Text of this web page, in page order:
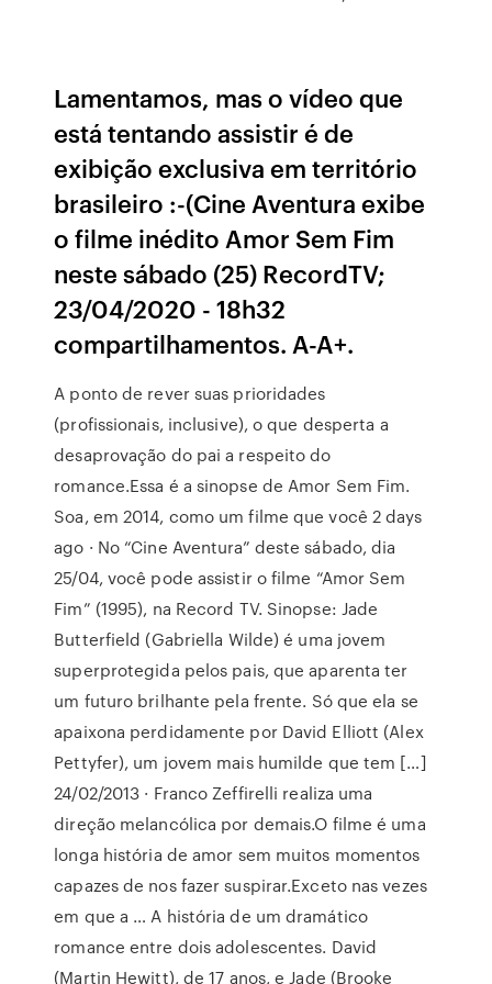
Lamentamos, mas o vídeo que
está tentando assistir é de
exibição exclusiva em território
brasileiro :-(Cine Aventura exibe
o filme inédito Amor Sem Fim
neste sábado (25) RecordTV;
23/04/2020 - 18h32
compartilhamentos. A-A+.
A ponto de rever suas prioridades
(profissionais, inclusive), o que desperta a
desaprovação do pai a respeito do
romance.Essa é a sinopse de Amor Sem Fim.
Soa, em 2014, como um filme que você 2 days
ago · No “Cine Aventura” deste sábado, dia
25/04, você pode assistir o filme “Amor Sem
Fim” (1995), na Record TV. Sinopse: Jade
Butterfield (Gabriella Wilde) é uma jovem
superprotegida pelos pais, que aparenta ter
um futuro brilhante pela frente. Só que ela se
apaixona perdidamente por David Elliott (Alex
Pettyfer), um jovem mais humilde que tem […]
24/02/2013 · Franco Zeffirelli realiza uma
direção melancólica por demais.O filme é uma
longa história de amor sem muitos momentos
capazes de nos fazer suspirar.Exceto nas vezes
em que a … A história de um dramático
romance entre dois adolescentes. David
(Martin Hewitt), de 17 anos, e Jade (Brooke